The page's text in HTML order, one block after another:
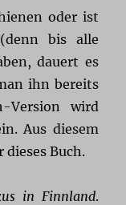
oder ist
bis alle
dauert es
ihn bereits
Version wird
Aus diesem
dieses Buch.
in Finnland.